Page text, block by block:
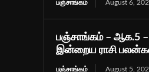
பஞ்சாங்கம் August 6,
பஞ்சாங்கம் – ஆக.5 –
இன்றைய ராசி
பஞ்சாங்கம் August 5,